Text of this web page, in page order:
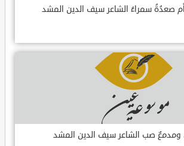
صعدُةُ سمراءُ الشاعر سيف الدين المشد
صب الشاعر سيف الدين المشد